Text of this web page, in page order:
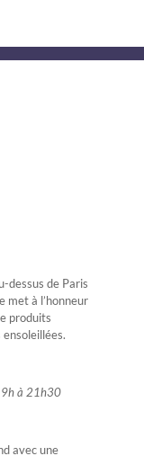
dessus de Paris
met à l’honneur
produits
à 21h30
avec une